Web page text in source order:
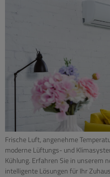
Frische Luft, angenehme
moderne Lüftungs- und
Kühlung. Erfahren Sie in unserem
intelligente Lösungen für Ihr